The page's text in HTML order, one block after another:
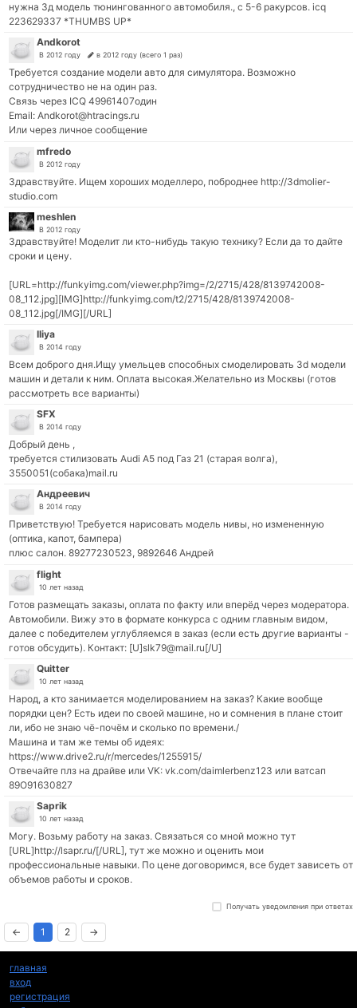
нужна 3д модель тюнингованного автомобиля., с 5-6 ракурсов. icq
223629337 *THUMBS UP*
Andkorot
В 2012 году в 2012 году (всего 1 раз)
Требуется создание модели авто для симулятора. Возможно
сотрудничество не на один раз.
Связь через ICQ 49961407один
Email: Andkorot@htracings.ru
Или через личное сообщение
mfredo
В 2012 году
Здравствуйте. Ищем хороших моделлеро, поброднее http://3dmolier-
studio.com
meshlen
В 2012 году
Здравствуйте! Моделит ли кто-нибудь такую технику? Если да то дайте
сроки и цену.
[URL=http://funkyimg.com/viewer.php?img=/2/2715/428/8139742008-
08_112.jpg][IMG]http://funkyimg.com/t2/2715/428/8139742008-
08_112.jpg[/IMG][/URL]
Iliya
В 2014 году
Всем доброго дня.Ищу умельцев способных смоделировать 3d модели
машин и детали к ним. Оплата высокая.Желательно из Москвы (готов
рассмотреть все варианты)
SFX
В 2014 году
Добрый день ,
требуется стилизовать Audi A5 под Газ 21 (старая волга),
3550051(собака)mail.ru
Андреевич
В 2014 году
Приветствую! Требуется нарисовать модель нивы, но измененную
(оптика, капот, бампера)
плюс салон. 89277230523, 9892646 Андрей
flight
10 лет назад
Готов размещать заказы, оплата по факту или вперёд через модератора.
Автомобили. Вижу это в формате конкурса с одним главным видом,
далее с победителем углубляемся в заказ (если есть другие варианты -
готов обсудить). Контакт: [U]slk79@mail.ru[/U]
Quitter
10 лет назад
Народ, а кто занимается моделированием на заказ? Какие вообще
порядки цен? Есть идеи по своей машине, но и сомнения в плане стоит
ли, ибо не знаю чё-почём и сколько по времени./
Машина и там же темы об идеях:
https://www.drive2.ru/r/mercedes/1255915/
Отвечайте плз на драйве или VK: vk.com/daimlerbenz123 или ватсап
89О916З0827
Saprik
10 лет назад
Могу. Возьму работу на заказ. Связаться со мной можно тут
[URL]http://lsapr.ru/[/URL], тут же можно и оценить мои
профессиональные навыки. По цене договоримся, все будет зависеть от
объемов работы и сроков.
← 1 2 →
главная
вход
регистрация